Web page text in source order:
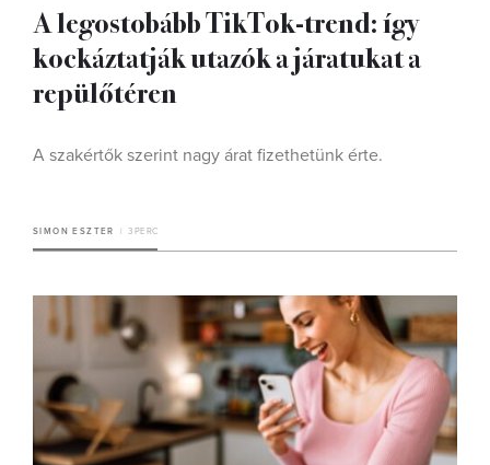
A legostobább TikTok-trend: így
kockáztatják utazók a járatukat a
repülőtéren
A szakértők szerint nagy árat fizethetünk érte.
SIMON ESZTER 3 PERC